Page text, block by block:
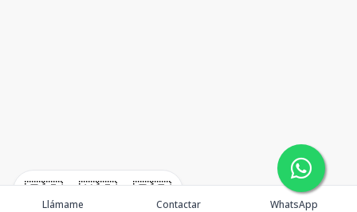
🇪🇸 🇺🇸 🇫🇷
Llámame Contactar WhatsApp